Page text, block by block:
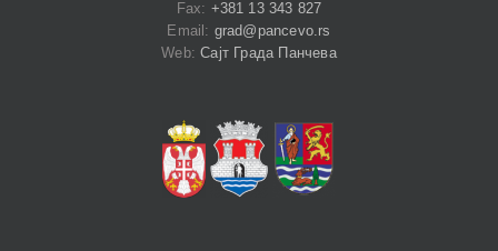
Fax: +381 13 343 827
Email: grad@pancevo.rs
Web:Сајт Града Панчева